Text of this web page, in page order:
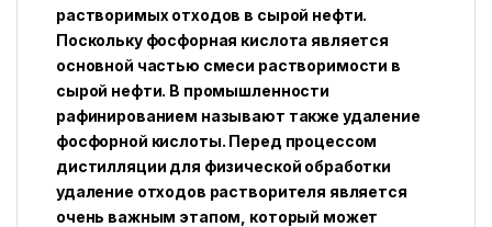
растворимых отходов в сырой нефти.
Поскольку фосфорная кислота является
основной частью смеси растворимости в
сырой нефти. В промышленности
рафинированием называют также удаление
фосфорной кислоты. Перед процессом
дистилляции для физической обработки
удаление отходов растворителя является
очень важным этапом, который может